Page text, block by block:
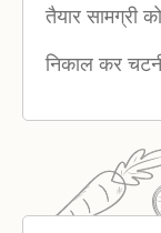
तैयार सामग्री
निकाल कर